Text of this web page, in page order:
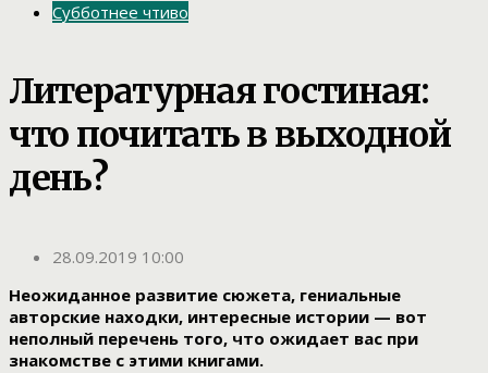
Субботнее чтиво
Литературная гостиная:
что почитать в выходной
день?
28.09.2019 10:00
Неожиданное развитие сюжета, гениальные
авторские находки, интересные истории — вот
неполный перечень того, что ожидает вас при
знакомстве с этими книгами.